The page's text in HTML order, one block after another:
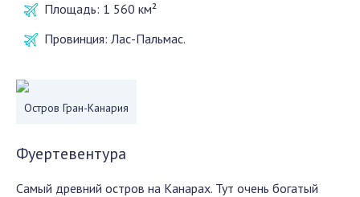
Площадь: 1 560 км²
Провинция: Лас-Пальмас.
Остров Гран-Канария
Фуертевентура
Самый древний остров на Канарах. Тут очень богатый